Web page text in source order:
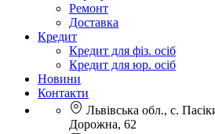
Ремонт
Доставка
Кредит
Кредит для фіз. осіб
Кредит для юр. осіб
Новини
Контакти
Львівська обл., с.
Дорожна, 62